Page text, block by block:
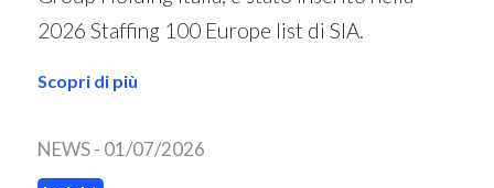
2026 Staffing 100 Europe list di SIA.
Scopri di più
NEWS - 01/07/2026